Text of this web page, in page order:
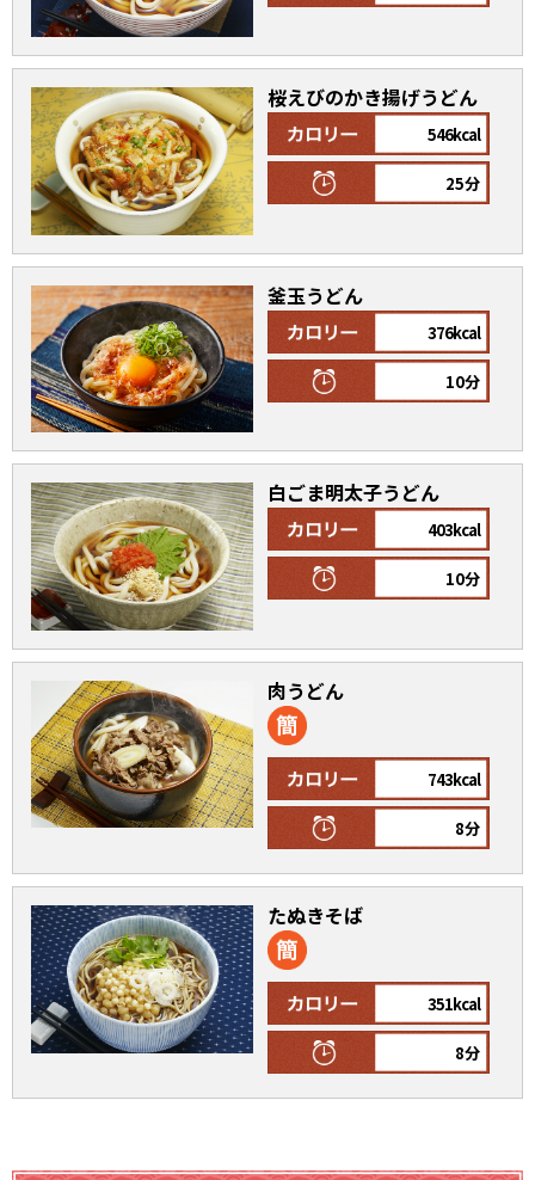
おすすめサイト
新鮮一番
氷熟®︎
だしパック
桜えびのかき揚げうどん
546kcal
25分
釜玉うどん
376kcal
10分
白ごま明太子うどん
403kcal
10分
肉うどん
743kcal
8分
たぬきそば
351kcal
8分